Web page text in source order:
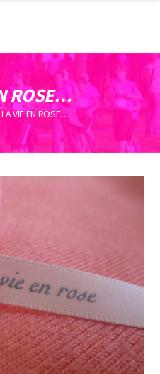
ROSE…
LA VIE EN ROSE…